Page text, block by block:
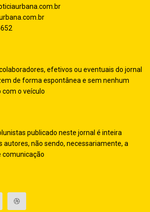
efetivos ou eventuais do jornal
de forma espontânea e sem nenhum
o veículo
publicado neste jornal é inteira
autores, não sendo, necessariamente, a
comunicação